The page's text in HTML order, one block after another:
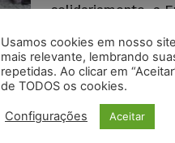
solidariamente, a
para quem ele
Carvalho Júnior
mensal de R$
com pagamento já
tutela). Em sua
pagamento de R$
filha), a título de
Usamos cookies em nosso
mais relevante, lembrando
repetidas. Ao clicar em
de TODOS os cookies.
Configurações Aceitar